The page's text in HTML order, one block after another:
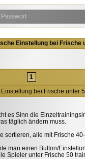
Einstellung bei Frische
1
bei Frische unter
es Sinn die
täglich ändern muss.
sortieren, alle mit Frische
man einen Button/
Spieler unter Frische 50